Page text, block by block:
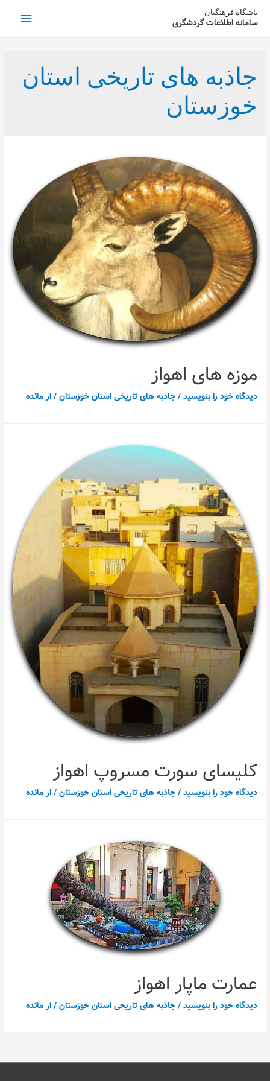
باشگاه فرهنگیان
سامانه اطلاعات گردشگری
جاذبه های تاریخی استان
خوزستان
موزه های اهواز
دیدگاه‌ خود را بنویسید/جاذبه های تاریخی استان خوزستان/ ازمائده
کلیسای سورت مسروپ اهواز
دیدگاه‌ خود را بنویسید/جاذبه های تاریخی استان خوزستان/ ازمائده
عمارت ماپار اهواز
دیدگاه‌ خود را بنویسید/جاذبه های تاریخی استان خوزستان/ ازمائده